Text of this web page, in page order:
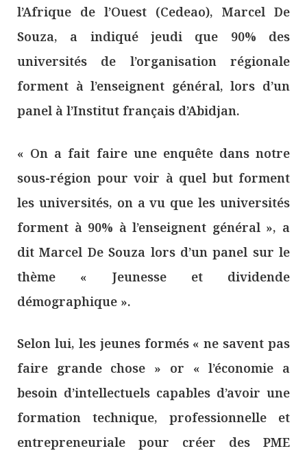
l’Afrique de l’Ouest (Cedeao), Marcel De
Souza, a indiqué jeudi que 90% des
universités de l’organisation régionale
forment à l’enseignent général, lors d’un
panel à l’Institut français d’Abidjan.
« On a fait faire une enquête dans notre
sous-région pour voir à quel but forment
les universités, on a vu que les universités
forment à 90% à l’enseignent général », a
dit Marcel De Souza lors d’un panel sur le
thème « Jeunesse et dividende
démographique ».
Selon lui, les jeunes formés « ne savent pas
faire grande chose » or « l’économie a
besoin d’intellectuels capables d’avoir une
formation technique, professionnelle et
entrepreneuriale pour créer des PME